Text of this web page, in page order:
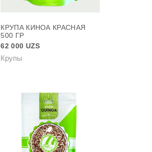
КРУПА КИНОА КРАСНАЯ
500 ГР
62 000 UZS
Крупы